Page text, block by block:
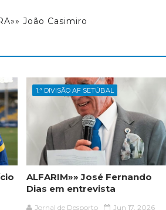
João Casimiro
1.ª DIVISÃO AF SETÚBAL
ALFARIM»» José Fernando
Dias em entrevista
Jornal de Desporto Jun 17, 2026